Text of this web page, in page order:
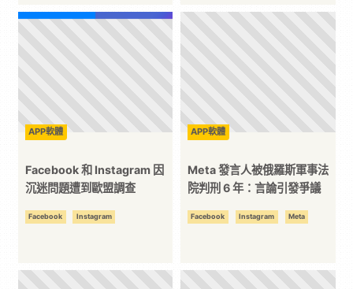
APP軟體
Facebook 和 Instagram 因
沉迷問題遭到歐盟調查
Facebook Instagram
APP軟體
Meta 發言人被俄羅斯軍事法
院判刑 6 年：言論引發爭議
Facebook Instagram Meta